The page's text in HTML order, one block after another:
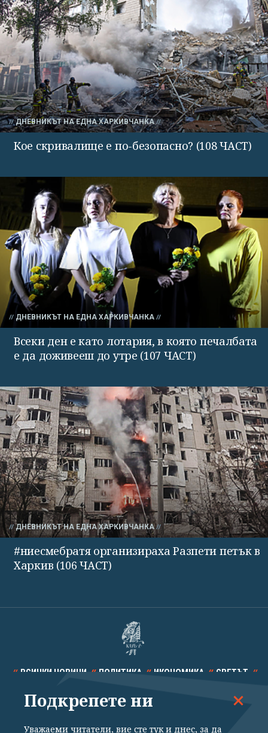
ДНЕВНИКЪТ НА ЕДНА ХАРКИВЧАНКА
Кое скривалище е по-безопасно? (108 ЧАСТ)
ДНЕВНИКЪТ НА ЕДНА ХАРКИВЧАНКА
Всеки ден е като лотария, в която печалбата
е да доживееш до утре (107 ЧАСТ)
ДНЕВНИКЪТ НА ЕДНА ХАРКИВЧАНКА
#ниесмебратя организираха Разпети петък в
Харкив (106 ЧАСТ)
ВСИЧКИ НОВИНИ ПОЛИТИКА ИКОНОМИКА СВЕТЪТ
СПОРТ КУЛТУРА ТЕХНОЛОГИИ КАЛЕЙДОСКОП
Подкрепете ни
Уважаеми читатели, вие сте тук и днес, за да